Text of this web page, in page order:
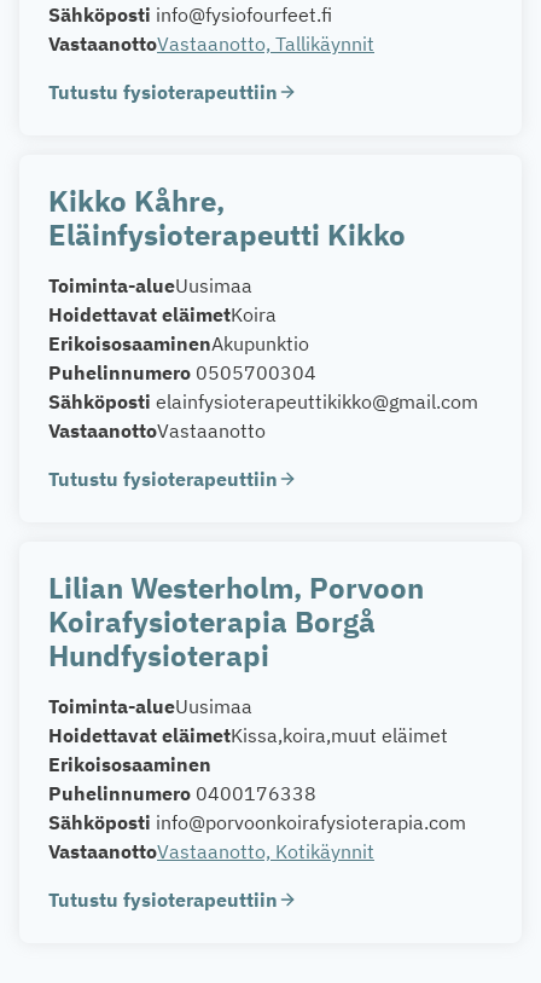
Sähköposti info@fysiofourfeet.fi
VastaanottoVastaanotto, Tallikäynnit
Tutustu fysioterapeuttiin
Kikko Kåhre,
Eläinfysioterapeutti Kikko
Toiminta-alueUusimaa
Hoidettavat eläimetKoira
ErikoisosaaminenAkupunktio
Puhelinnumero 0505700304
Sähköposti elainfysioterapeuttikikko@gmail.com
VastaanottoVastaanotto
Tutustu fysioterapeuttiin
Lilian Westerholm, Porvoon
Koirafysioterapia Borgå
Hundfysioterapi
Toiminta-alueUusimaa
Hoidettavat eläimetKissa koira muut eläimet
Erikoisosaaminen
Puhelinnumero 0400176338
Sähköposti info@porvoonkoirafysioterapia.com
VastaanottoVastaanotto, Kotikäynnit
Tutustu fysioterapeuttiin